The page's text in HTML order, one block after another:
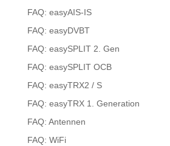
FAQ: easyAIS-IS
FAQ: easyDVBT
FAQ: easySPLIT 2. Gen
FAQ: easySPLIT OCB
FAQ: easyTRX2 / S
FAQ: easyTRX 1. Generation
FAQ: Antennen
FAQ: WiFi